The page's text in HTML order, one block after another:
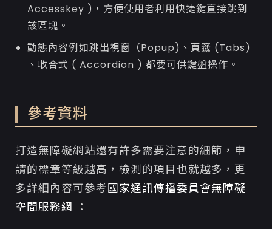
Accesskey )，方便使用者利用快捷鍵直接跳到
該區塊。
動態內容例如跳出視窗（Popup)、頁籤 (Tabs)
、收合式 ( Accordion ) 都要可供鍵盤操作。
參考資料
打造無障礙網站還有許多需要注意的細節，申
請的標章等級越高，檢測的項目也就越多，更
多詳細內容可參考國家通訊傳播委員會無障礙
空間服務網
：